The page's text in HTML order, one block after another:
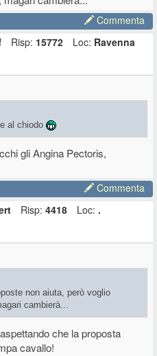
Commenta
Risp: 15772 Loc: Ravenna
al chiodo
gli Angina Pectoris,
Commenta
Risp: 4418 Loc: .
non aiuta, però voglio
cambierà...
che la proposta
cavallo!